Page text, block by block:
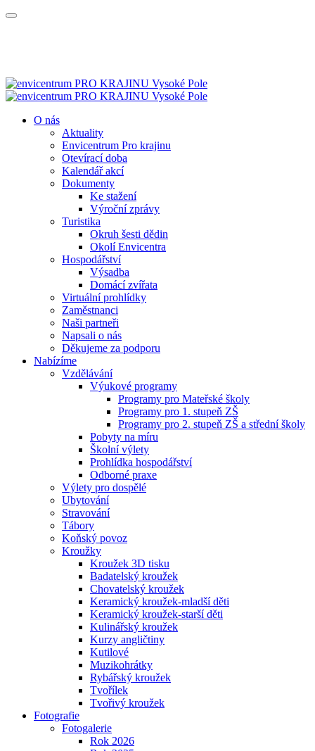
O nás
Aktuality
Envicentrum Pro krajinu
Otevírací doba
Kalendář akcí
Dokumenty
Ke stažení
Výroční zprávy
Turistika
Okruh šesti dědin
Okolí Envicentra
Hospodářství
Výsadba
Domácí zvířata
Virtuální prohlídky
Zaměstnanci
Naši partneři
Napsali o nás
Děkujeme za podporu
Nabízíme
Vzdělávání
Výukové programy
Programy pro Mateřské školy
Programy pro 1. stupeň ZŠ
Programy pro 2. stupeň ZŠ a střední školy
Pobyty na míru
Školní výlety
Prohlídka hospodářství
Odborné praxe
Výlety pro dospělé
Ubytování
Stravování
Tábory
Koňský povoz
Kroužky
Kroužek 3D tisku
Badatelský kroužek
Chovatelský kroužek
Keramický kroužek-mladší děti
Keramický kroužek-starší děti
Kulinářský kroužek
Kurzy angličtiny
Kutilové
Muzikohrátky
Rybářský kroužek
Tvořílek
Tvořivý kroužek
Fotografie
Fotogalerie
Rok 2026